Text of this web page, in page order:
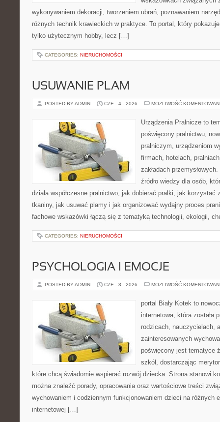
wykonywaniem dekoracji, tworzeniem ubrań, poznawaniem
różnych technik krawieckich w praktyce. To portal, który
tylko użytecznym hobby, lecz […]
CATEGORIES: NIERUCHOMOŚCI
USUWANIE PLAM
POSTED BY ADMIN CZE - 4 - 2026 MOŻLIWOŚĆ
Urządzenia Pralnicze to
poświęcony pralnictwu,
pralniczym, urządzeniom
firmach, hotelach,
zakładach
źródło wiedzy dla osób,
działa współczesne pralnictwo, jak dobierać pralki, jak korzystać
tkaniny, jak usuwać plamy i jak organizować wydajny proces
fachowe wskazówki łączą się z tematyką technologii, ekologii,
CATEGORIES: NIERUCHOMOŚCI
PSYCHOLOGIA I EMOCJE
POSTED BY ADMIN CZE - 3 - 2026 MOŻLIWOŚĆ
portal Biały Kotek to
internetowa, która została
rodzicach, nauczycielach,
zainteresowanych
poświęcony jest tematyce
szkół, dostarczając
które chcą świadomie wspierać rozwój dziecka. Strona stanowi
można znaleźć porady, opracowania oraz wartościowe treści
wychowaniem i codziennym funkcjonowaniem dzieci na różnych
internetowej […]